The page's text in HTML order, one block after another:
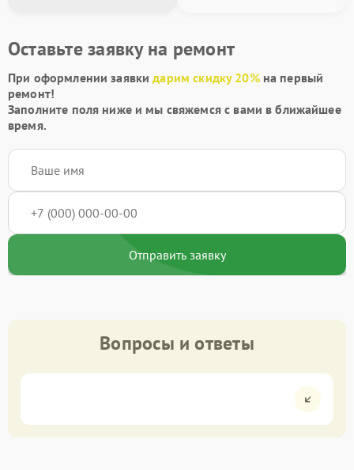
Оставьте заявку на ремонт
При оформлении заявкидарим скидку 20%на первый
ремонт!
Заполните поля ниже и мы свяжемся с вами в ближайшее
время.
Отправить заявку
Вопросы и ответы